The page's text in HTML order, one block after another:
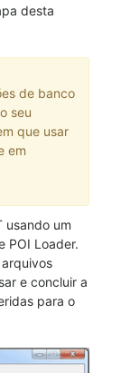
desta
de banco
seu
que usar
em
usando um
POI Loader.
e concluir a
para o